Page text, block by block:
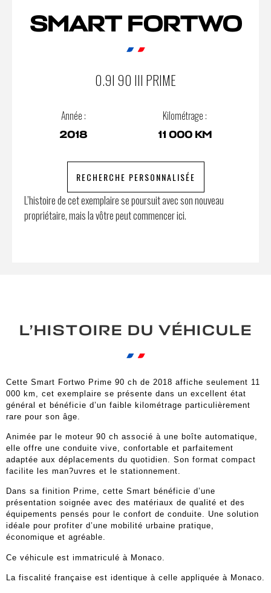
SMART FORTWO
0.9I 90 III PRIME
Année :
2018
Kilométrage :
11 000 KM
RECHERCHE PERSONNALISÉE
L’histoire de cet exemplaire se poursuit avec son nouveau
propriétaire, mais la vôtre peut commencer ici.
L’HISTOIRE DU VÉHICULE
Cette Smart Fortwo Prime 90 ch de 2018 affiche seulement 11
000 km, cet exemplaire se présente dans un excellent état
général et bénéficie d’un faible kilométrage particulièrement
rare pour son âge.
Animée par le moteur 90 ch associé à une boîte automatique,
elle offre une conduite vive, confortable et parfaitement
adaptée aux déplacements du quotidien. Son format compact
facilite les man?uvres et le stationnement.
Dans sa finition Prime, cette Smart bénéficie d’une
présentation soignée avec des matériaux de qualité et des
équipements pensés pour le confort de conduite. Une solution
idéale pour profiter d’une mobilité urbaine pratique,
économique et agréable.
Ce véhicule est immatriculé à Monaco.
La fiscalité française est identique à celle appliquée à Monaco.